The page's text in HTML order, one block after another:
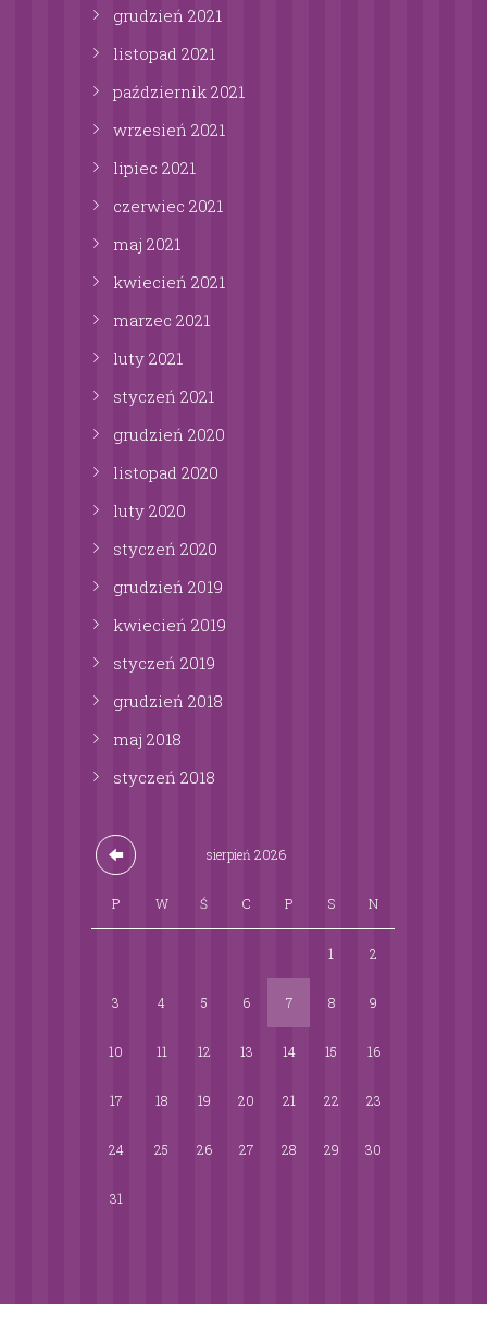
grudzień 2021
listopad 2021
październik 2021
wrzesień 2021
lipiec 2021
czerwiec 2021
maj 2021
kwiecień 2021
marzec 2021
luty 2021
styczeń 2021
grudzień 2020
listopad 2020
luty 2020
styczeń 2020
grudzień 2019
kwiecień 2019
styczeń 2019
grudzień 2018
maj 2018
styczeń 2018
sierpień 2026
P W Ś C P S N
1 2
3 4 5 6 7 8 9
10 11 12 13 14 15 16
17 18 19 20 21 22 23
24 25 26 27 28 29 30
31